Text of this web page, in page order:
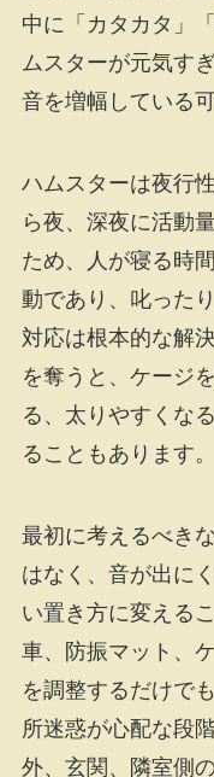
中に「カタカタ」
ムスターが元気す
音を増幅している
ハムスターは夜行
ら夜、深夜に活動
ため、人が寝る時
動であり、叱った
対応は根本的な解
を奪うと、ケージ
る、太りやすくな
ることもあります。
最初に考えるべき
はなく、音が出に
い置き方に変える
車、防振マット、
を調整するだけで
所迷惑が心配な段
外、玄関、隣室側